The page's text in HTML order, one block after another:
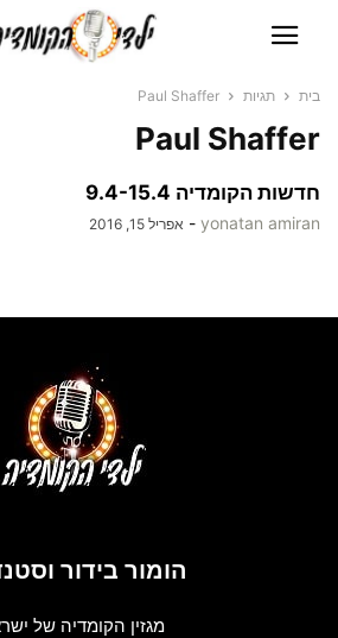
בית תגיות Paul Shaffer
Paul Shaffer
חדשות הקומדיה 9.4-15.4
yonatan amiran
- אפריל 15, 2016
הומור בידור
מגזין הקומדיה של